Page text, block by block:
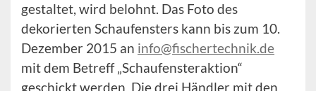
gestaltet, wird belohnt. Das Foto des
dekorierten Schaufensters kann bis zum 10.
Dezember 2015 an info@fischertechnik.de
mit dem Betreff „Schaufensteraktion“
geschickt werden. Die drei Händler mit den